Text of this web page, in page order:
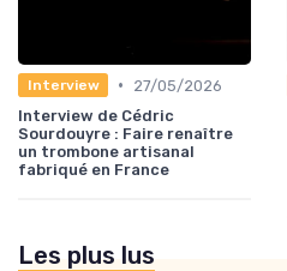
Interview •
27/05/2026
Interview de Cédric
Sourdouyre : Faire renaître
un trombone artisanal
fabriqué en France
Les plus lus